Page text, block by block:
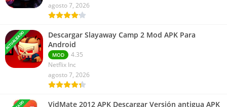
agosto 7, 2026
ACTUALIZADO
Descargar Slayaway Camp 2 Mod APK Para
Android
MOD
4.35
Netflix Inc
agosto 7, 2026
VidMate 2012 APK Descargar Versión antigua APK